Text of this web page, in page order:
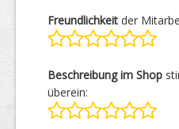
Freundlichkeit der
Beschreibung im Shop
überein: